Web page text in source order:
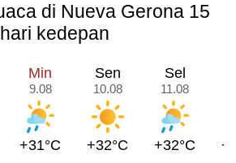
di Nueva Gerona 15
hari kedepan
Min
9.08
+31°C
Sen
10.08
+32°C
Sel
11.08
+32°C